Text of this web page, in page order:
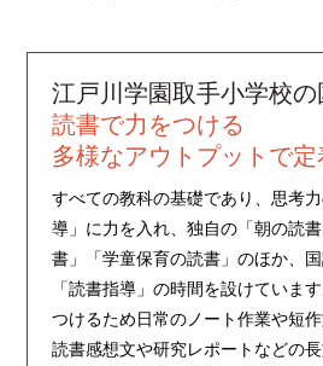
江戸川学園取手小学校の
読書で力をつける
多様なアウトプットで定
すべての教科の基礎であり、思考
導」に力を入れ、独自の「朝の読
書」「学童保育の読書」のほか、
「読書指導」の時間を設けていま
つけるため日常のノート作業や短作
読書感想文や研究レポートなどの